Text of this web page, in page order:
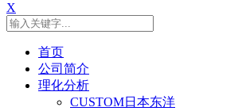
X
首页
公司简介
理化分析
CUSTOM日本东洋